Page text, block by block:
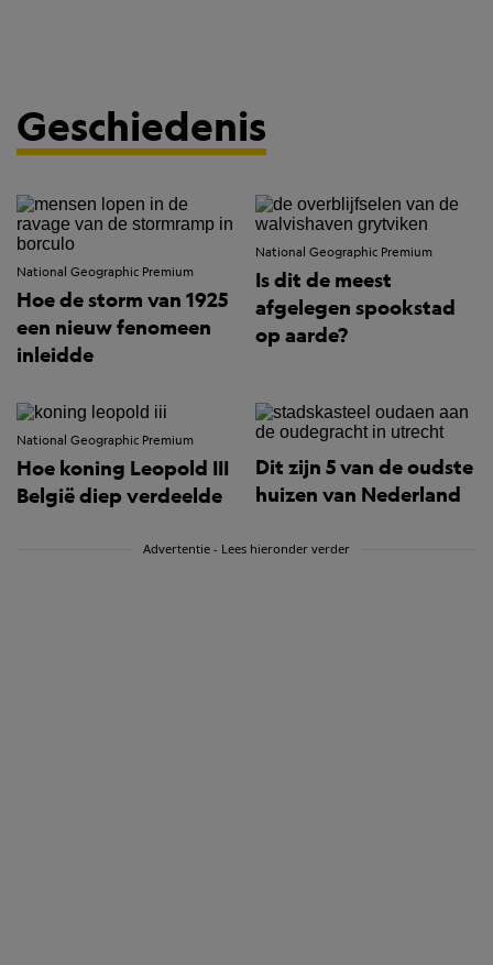
Geschiedenis
National Geographic Premium
Hoe de storm van 1925
een nieuw fenomeen
inleidde
National Geographic Premium
Is dit de meest
afgelegen spookstad
op aarde?
National Geographic Premium
Hoe koning Leopold III
België diep verdeelde
Dit zijn 5 van de oudste
huizen van Nederland
Advertentie - Lees hieronder verder